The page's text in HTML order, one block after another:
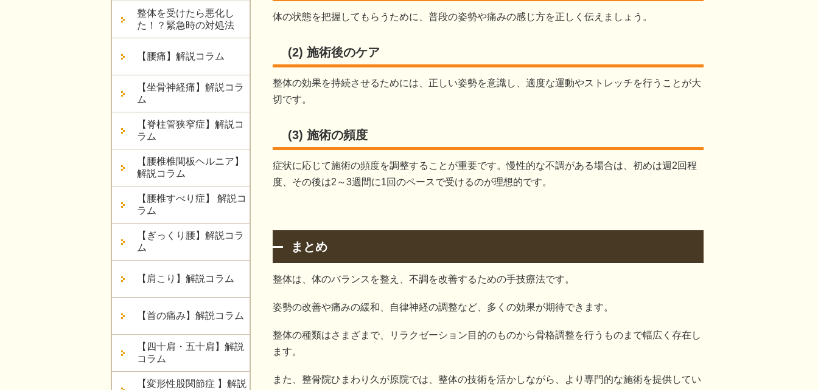
整体を受けたら悪化し
た！？緊急時の対処法
【腰痛】解説コラム
【坐骨神経痛】解説コラ
ム
【脊柱管狭窄症】解説コ
ラム
【腰椎椎間板ヘルニア】
解説コラム
【腰椎すべり症】 解説コ
ラム
【ぎっくり腰】解説コラ
ム
【肩こり】解説コラム
【首の痛み】解説コラム
【四十肩・五十肩】解説
コラム
【変形性股関節症 】解説
体の状態を把握してもらうために、普段の姿勢や痛みの感じ方を正しく伝えましょう。
(2) 施術後のケア
整体の効果を持続させるためには、正しい姿勢を意識し、適度な運動やストレッチを行うことが大
切です。
(3) 施術の頻度
症状に応じて施術の頻度を調整することが重要です。慢性的な不調がある場合は、初めは週2回程
度、その後は2～3週間に1回のペースで受けるのが理想的です。
まとめ
整体は、体のバランスを整え、不調を改善するための手技療法です。
姿勢の改善や痛みの緩和、自律神経の調整など、多くの効果が期待できます。
整体の種類はさまざまで、リラクゼーション目的のものから骨格調整を行うものまで幅広く存在し
ます。
また、整骨院ひまわり久が原院では、整体の技術を活かしながら、より専門的な施術を提供してい